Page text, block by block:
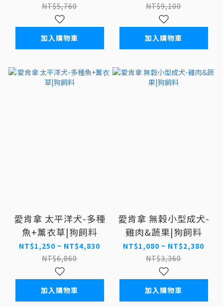
NT$5,760
加入購物車
NT$9,100
加入購物車
愛肯拿 太平洋犬-多種
魚+薰衣草|狗飼料
NT$1,250 ~ NT$4,830
NT$6,860
加入購物車
愛肯拿 無穀小型成犬-
雞肉&蔬果|狗飼料
NT$1,080 ~ NT$2,380
NT$3,360
加入購物車